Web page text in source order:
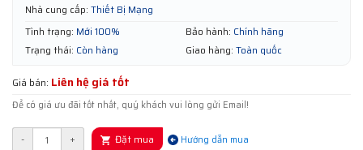
Nhà cung cấp: Thiết Bị Mạng
Tình trạng: Mới 100% Bảo hành: Chính hãng
Trạng thái: Còn hàng Giao hàng: Toàn quốc
Giá bán: Liên hệ giá tốt
Để có giá ưu đãi tốt nhất, quý khách vui lòng gửi Email!
- + Đặt mua Hướng dẫn mua